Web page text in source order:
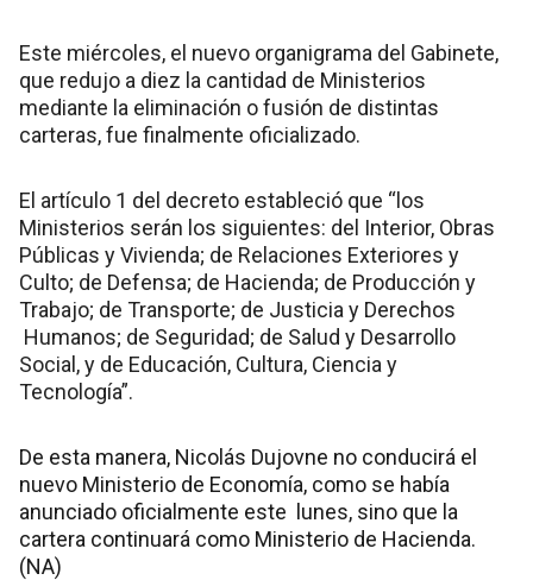
Este miércoles, el nuevo organigrama del Gabinete,
que redujo a diez la cantidad de Ministerios
mediante la eliminación o fusión de distintas
carteras, fue finalmente oficializado.
El artículo 1 del decreto estableció que “los
Ministerios serán los siguientes: del Interior, Obras
Públicas y Vivienda; de Relaciones Exteriores y
Culto; de Defensa; de Hacienda; de Producción y
Trabajo; de Transporte; de Justicia y Derechos
Humanos; de Seguridad; de Salud y Desarrollo
Social, y de Educación, Cultura, Ciencia y
Tecnología”.
De esta manera, Nicolás Dujovne no conducirá el
nuevo Ministerio de Economía, como se había
anunciado oficialmente este lunes, sino que la
cartera continuará como Ministerio de Hacienda.
(NA)